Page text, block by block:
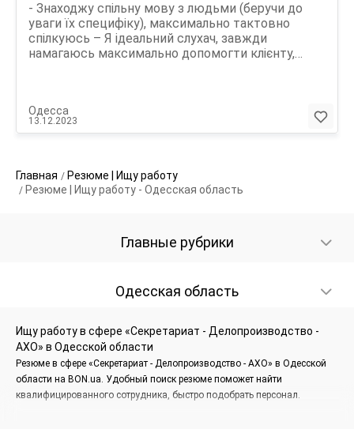
- Знаходжу спільну мову з людьми (беручи до
уваги їх специфіку), максимально тактовно
спілкуюсь – Я ідеальний слухач, завжди
намагаюсь максимально допомогти клієнту,
Одесса
13.12.2023
Главная
Резюме | Ищу работу
Резюме | Ищу работу - Одесская область
Главные рубрики
Одесская область
Ищу работу в сфере «Секретариат - Делопроизводство -
АХО» в Одесской области
Резюме в сфере «Секретариат - Делопроизводство - АХО» в Одесской
области на BON.ua. Удобный поиск резюме поможет найти
квалифицированного сотрудника, быстро подобрать персонал.